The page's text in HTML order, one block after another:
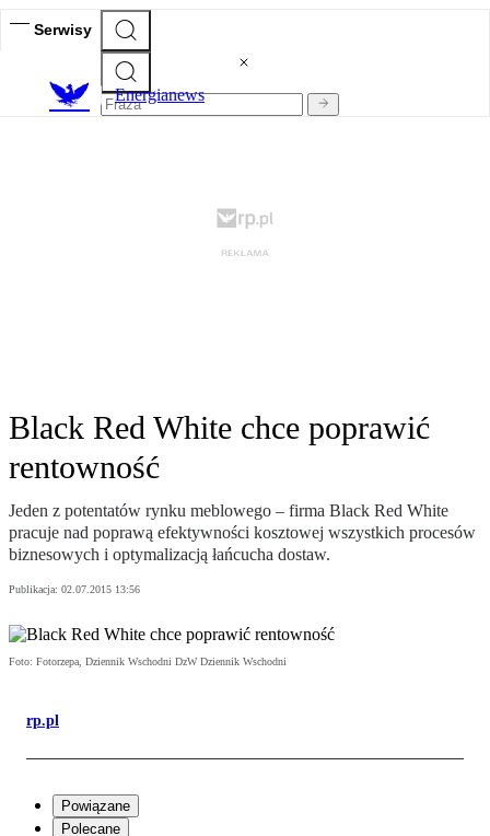
Serwisy
Energianews
Black Red White chce poprawić
rentowność
Jeden z potentatów rynku meblowego – firma Black Red White
pracuje nad poprawą efektywności kosztowej wszystkich procesów
biznesowych i optymalizacją łańcucha dostaw.
Publikacja: 02.07.2015 13:56
Foto: Fotorzepa, Dziennik Wschodni DzW Dziennik Wschodni
rp.pl
Powiązane
Polecane